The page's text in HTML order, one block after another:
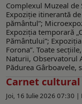
Complexul Muzeal de
Expoziție itinerantă
pământul”;
Expoziția temporară
Pământului”;
Forona”. Toate
Naturii, Observatorul
Pădurea Gârboavele,
Carnet
Joi, 16 Iulie 2026 07:30 |